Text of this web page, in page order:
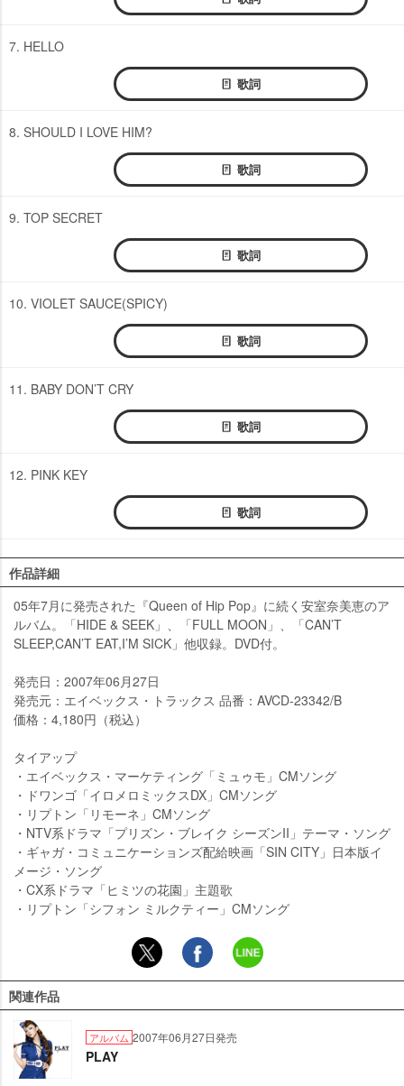
7. HELLO
歌詞
8. SHOULD I LOVE HIM?
歌詞
9. TOP SECRET
歌詞
10. VIOLET SAUCE(SPICY)
歌詞
11. BABY DON’T CRY
歌詞
12. PINK KEY
歌詞
作品詳細
05年7月に発売された『Queen of Hip Pop』に続く安室奈美恵のア
ルバム。「HIDE & SEEK」、「FULL MOON」、「CAN’T
SLEEP,CAN’T EAT,I’M SICK」他収録。DVD付。
発売日：2007年06月27日
発売元：エイベックス・トラックス 品番：AVCD-23342/B
価格：4,180円（税込）
タイアップ
・エイベックス・マーケティング「ミュゥモ」CMソング
・ドワンゴ「イロメロミックスDX」CMソング
・リプトン「リモーネ」CMソング
・NTV系ドラマ「プリズン・ブレイク シーズンII」テーマ・ソング
・ギャガ・コミュニケーションズ配給映画「SIN CITY」日本版イ
メージ・ソング
・CX系ドラマ「ヒミツの花園」主題歌
・リプトン「シフォン ミルクティー」CMソング
関連作品
アルバム 2007年06月27日発売
PLAY